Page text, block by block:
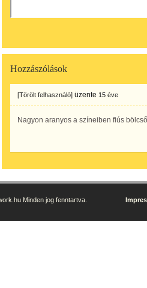
Hozzászólások
[Törölt felhasználó] üzente 15 éve
Nagyon aranyos a színeiben fiús
Minden jog fenntartva.